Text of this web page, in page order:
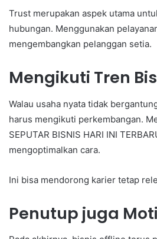
Trust merupakan aspek utama
hubungan. Menggunakan
mengembangkan pelanggan setia.
Mengikuti Tren
Walau usaha nyata tidak
harus mengikuti perkembangan.
SEPUTAR BISNIS HARI INI
mengoptimalkan cara.
Ini bisa mendorong karier tetap
Penutup juga